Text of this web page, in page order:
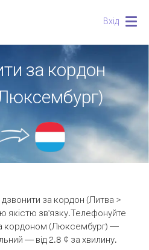
Вхід
за кордон
за кордон (Литва >
якістю зв'язку.Телефонуйте
кордоном (Люксембург) —
— від 2.8 ¢ за хвилину.